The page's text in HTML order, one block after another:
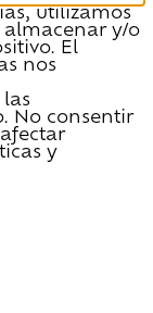
utilizamos
almacenar y/o
El
nos
No consentir
y